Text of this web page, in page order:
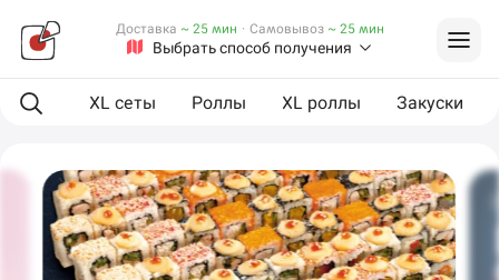
Выбрать способ получения
Доставка ~ 25 мин · Самовывоз ~ 25 мин
еда XL сеты Роллы XL роллы Закуски